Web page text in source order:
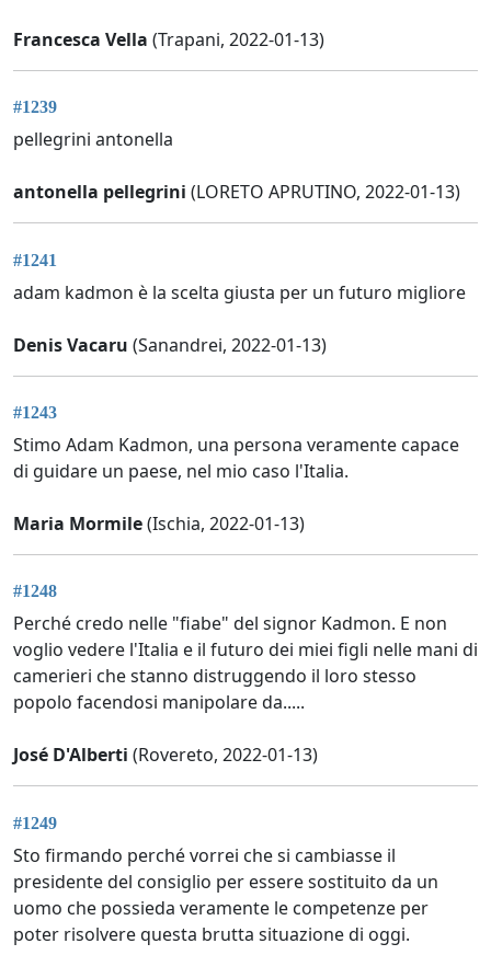
Francesca Vella (Trapani, 2022-01-13)
#1239
pellegrini antonella
antonella pellegrini (LORETO APRUTINO, 2022-01-13)
#1241
adam kadmon è la scelta giusta per un futuro migliore
Denis Vacaru (Sanandrei, 2022-01-13)
#1243
Stimo Adam Kadmon, una persona veramente capace
di guidare un paese, nel mio caso l'Italia.
Maria Mormile(Ischia, 2022-01-13)
#1248
Perché credo nelle "fiabe" del signor Kadmon. E non
voglio vedere l'Italia e il futuro dei miei figli nelle mani di
camerieri che stanno distruggendo il loro stesso
popolo facendosi manipolare da.....
José D'Alberti (Rovereto, 2022-01-13)
#1249
Sto firmando perché vorrei che si cambiasse il
presidente del consiglio per essere sostituito da un
uomo che possieda veramente le competenze per
poter risolvere questa brutta situazione di oggi.